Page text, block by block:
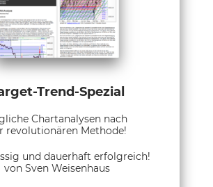
Trend-Spezial
Chartanalysen nach
revolutionären Methode!
und dauerhaft erfolgreich!
von Sven Weisenhaus